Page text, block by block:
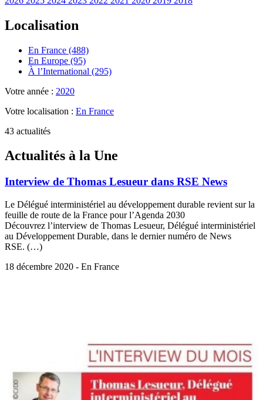
Localisation
En France (488)
En Europe (95)
À l’International (295)
Votre année : 2020
Votre localisation : En France
43 actualités
Actualités à la Une
Interview de Thomas Lesueur dans RSE News
Le Délégué interministériel au développement durable revient sur la
feuille de route de la France pour l’Agenda 2030
Découvrez l’interview de Thomas Lesueur, Délégué interministériel
au Développement Durable, dans le dernier numéro de News
RSE. (…)
18 décembre 2020 - En France